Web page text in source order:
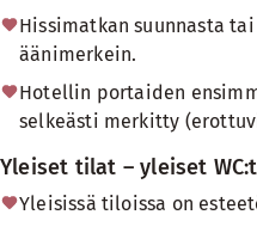
Hissimatkan suunnasta
äänimerkein.
Hotellin portaiden
selkeästi merkitty
Yleiset tilat – yleiset WC:t
Yleisissä tiloissa on